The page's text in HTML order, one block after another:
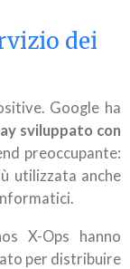
dei
Google ha
sviluppato con
preoccupante:
utilizzata anche
X-Ops hanno
per distribuire